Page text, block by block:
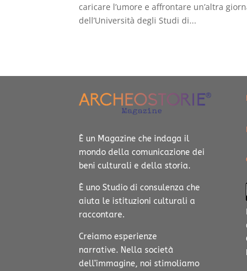
caricare l’umore e affrontare un’altra
dell’Università degli Studi di...
È un Magazine che indaga il
mondo della comunicazione dei
beni culturali e della storia.
È uno Studio di consulenza che
aiuta le istituzioni culturali a
raccontare.
Creiamo esperienze
narrative. Nella società
dell’immagine, noi stimoliamo